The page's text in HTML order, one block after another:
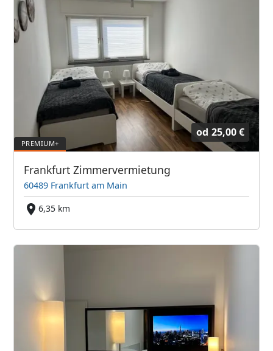
od 25,00 €
Frankfurt Zimmervermietung
60489 Frankfurt am Main
6,35 km